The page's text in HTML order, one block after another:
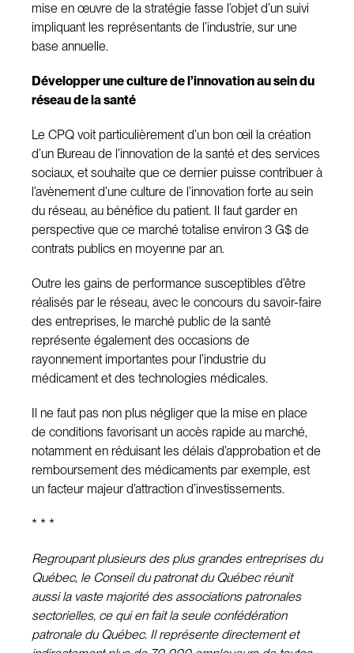
mise en œuvre de la stratégie fasse l’objet d’un suivi
impliquant les représentants de l’industrie, sur une
base annuelle.
Développer une culture de l’innovation au sein du
réseau de la santé
Le CPQ voit particulièrement d’un bon œil la création
d’un Bureau de l’innovation de la santé et des services
sociaux, et souhaite que ce dernier puisse contribuer à
l’avènement d’une culture de l’innovation forte au sein
du réseau, au bénéfice du patient. Il faut garder en
perspective que ce marché totalise environ 3 G$ de
contrats publics en moyenne par an.
Outre les gains de performance susceptibles d’être
réalisés par le réseau, avec le concours du savoir-faire
des entreprises, le marché public de la santé
représente également des occasions de
rayonnement importantes pour l’industrie du
médicament et des technologies médicales.
Il ne faut pas non plus négliger que la mise en place
de conditions favorisant un accès rapide au marché,
notamment en réduisant les délais d’approbation et de
remboursement des médicaments par exemple, est
un facteur majeur d’attraction d’investissements.
* * *
Regroupant plusieurs des plus grandes entreprises du
Québec, le Conseil du patronat du Québec réunit
aussi la vaste majorité des associations patronales
sectorielles, ce qui en fait la seule confédération
patronale du Québec. Il représente directement et